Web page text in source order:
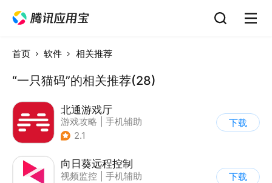
首页 软件 相关推荐
“一只猫码”的相关推荐(28)
北通游戏厅
游戏攻略
手机辅助
2.1
下载
向日葵远程控制
视频监控
手机辅助
下载